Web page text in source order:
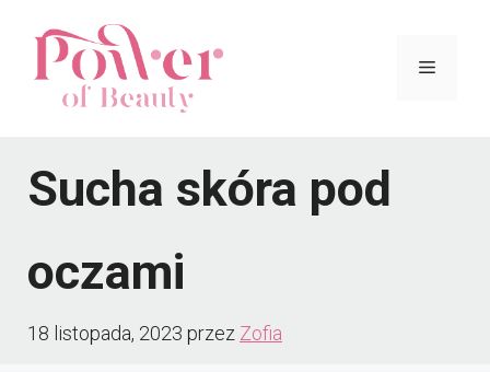
Menu
Sucha skóra pod
oczami
18 listopada, 2023 przez Zofia